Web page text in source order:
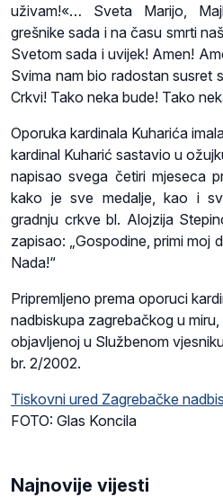
uživam!«… Sveta Marijo,
grešnike sada i na času smrti
Svetom sada i uvijek! Amen!
Svima nam bio radostan susret
Crkvi! Tako neka bude! Tako
Oporuka kardinala Kuharića
kardinal Kuharić sastavio u
napisao svega četiri mjeseca
kako je sve medalje, kao i
gradnju crkve bl. Alojzija
zapisao: „Gospodine, primi moj
Nada!“
Pripremljeno prema oporuci
nadbiskupa zagrebačkog u miru,
objavljenoj u Službenom
br. 2/2002.
Tiskovni ured Zagrebačke
FOTO: Glas Koncila
Najnovije vijesti